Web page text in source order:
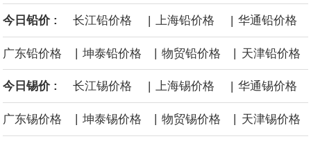
海力士：龙仁工厂将生产高带宽内存（HBM）及其他下一代动态随
机存取存储器（DRAM）。
今日铅价 : 长江铅价格 | 上海铅价格 | 华通铅价格
广东铅价格 坤泰铅价格 物贸铅价格 天津铅价格
今日锡价 : 长江锡价格 | 上海锡价格 | 华通锡价格
广东锡价格 坤泰锡价格 物贸锡价格 天津锡价格